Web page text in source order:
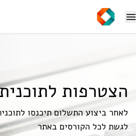
הצטרפות
לאחר ביצוע התשלום תיכנסו
לגשת לכל הקורסים באתר